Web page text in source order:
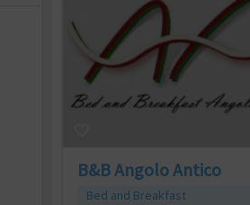
B&B Angolo Antico
Bed and Breakfast